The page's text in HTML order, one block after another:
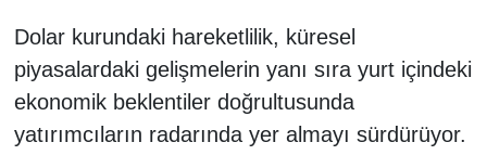
Dolar kurundaki hareketlilik, küresel
piyasalardaki gelişmelerin yanı sıra yurt içindeki
ekonomik beklentiler doğrultusunda
yatırımcıların radarında yer almayı sürdürüyor.